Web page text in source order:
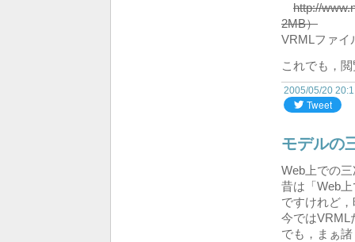
http://
2MB）
VRMLファイ
これでも，
2005/05/20
モデルの
Web上での
昔は「Web
ですけれど
今ではVRML
でも，まぁ